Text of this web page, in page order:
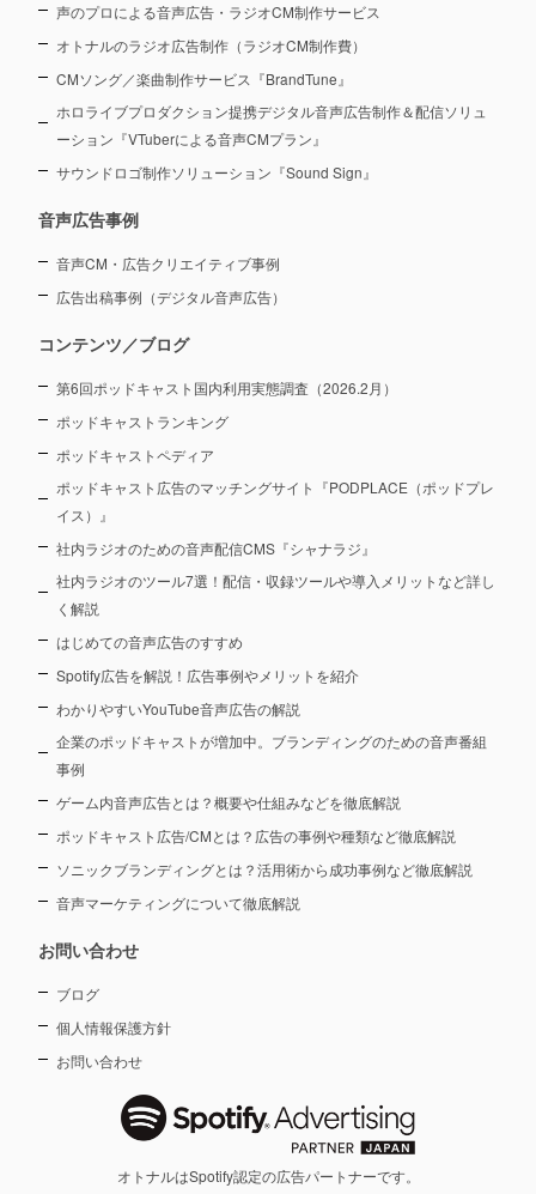
声のプロによる音声広告・ラジオCM制作サービス
オトナルのラジオ広告制作（ラジオCM制作費）
CMソング／楽曲制作サービス『BrandTune』
ホロライブプロダクション提携デジタル音声広告制作＆配信ソリュ
ーション 『VTuberによる音声CMプラン』
サウンドロゴ制作ソリューション『Sound Sign』
音声広告事例
音声CM・広告クリエイティブ事例
広告出稿事例（デジタル音声広告）
コンテンツ／ブログ
第6回ポッドキャスト国内利用実態調査（2026.2月）
ポッドキャストランキング
ポッドキャストペディア
ポッドキャスト広告のマッチングサイト『PODPLACE（ポッドプレ
イス）』
社内ラジオのための音声配信CMS『シャナラジ』
社内ラジオのツール7選！配信・収録ツールや導入メリットなど詳し
く解説
はじめての音声広告のすすめ
Spotify広告を解説！広告事例やメリットを紹介
わかりやすいYouTube音声広告の解説
企業のポッドキャストが増加中。ブランディングのための音声番組
事例
ゲーム内音声広告とは？概要や仕組みなどを徹底解説
ポッドキャスト広告/CMとは？広告の事例や種類など徹底解説
ソニックブランディングとは？活用術から成功事例など徹底解説
音声マーケティングについて徹底解説
お問い合わせ
ブログ
個人情報保護方針
お問い合わせ
オトナルはSpotify認定の広告パートナーです。